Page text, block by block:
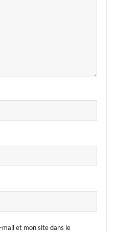
et mon site dans le